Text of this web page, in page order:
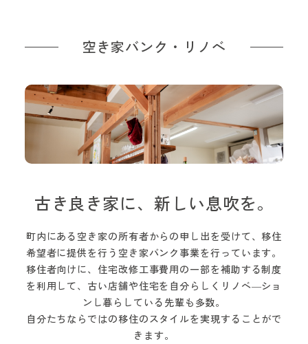
空き家バンク・リノベ
古き良き家に、新しい息吹を。
町内にある空き家の所有者からの申し出を受けて、移住
希望者に提供を行う空き家バンク事業を行っています。
移住者向けに、住宅改修工事費用の一部を補助する制度
を利用して、 古い店舗や住宅を自分らしくリノベ―ショ
ンし暮らしている先輩も多数。
自分たちならではの移住のスタイルを実現することがで
きます。